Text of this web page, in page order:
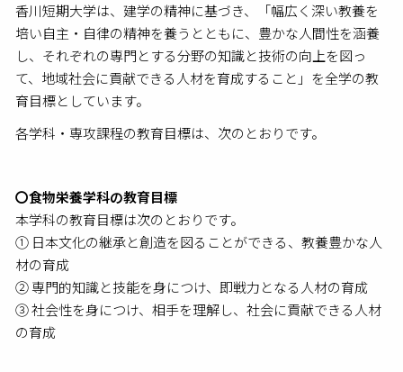
香川短期大学は、建学の精神に基づき、「幅広く深い教養を
培い自主・自律の精神を養うとともに、豊かな人間性を涵養
し、それぞれの専門とする分野の知識と技術の向上を図っ
て、地域社会に貢献できる人材を育成すること」を全学の教
育目標としています。
各学科・専攻課程の教育目標は、次のとおりです。
〇食物栄養学科の教育目標
本学科の教育目標は次のとおりです。
① 日本文化の継承と創造を図ることができる、教養豊かな人
材の育成
② 専門的知識と技能を身につけ、即戦力となる人材の育成
③ 社会性を身につけ、相手を理解し、社会に貢献できる人材
の育成